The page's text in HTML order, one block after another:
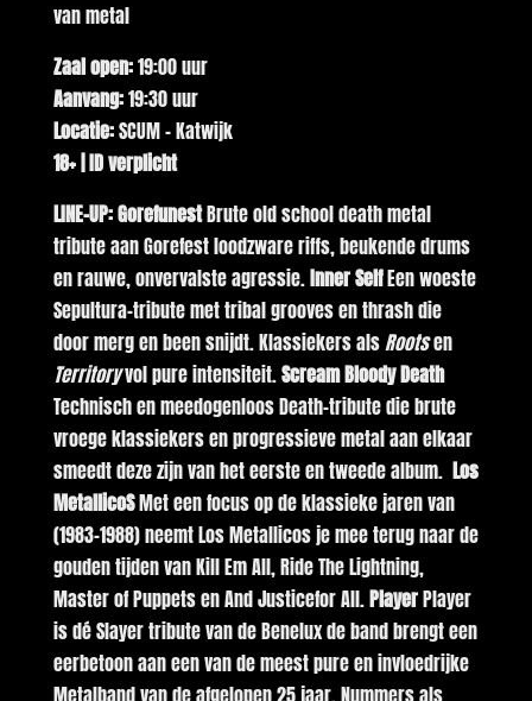
van metal
Zaal open:19:00 uur
Aanvang:19:30 uur
Locatie:SCUM – Katwijk
18+ | ID verplicht
LINE-UP: GorefunestBrute old school death metal
tribute aan Gorefest loodzware riffs, beukende drums
en rauwe, onvervalste agressie.Inner SelfEen woeste
Sepultura-tribute met tribal grooves en thrash die
door merg en been snijdt. Klassiekers alsRootsen
Territoryvol pure intensiteit.Scream Bloody Death
Technisch en meedogenloos Death-tribute die brute
vroege klassiekers en progressieve metal aan elkaar
smeedt deze zijn van het eerste en tweede album. Los
MetallicoSMet een focus op de klassieke jaren van
(1983-1988) neemt Los Metallicos je mee terug naar de
gouden tijden van Kill Em All, Ride The Lightning,
Master of Puppets en And Justicefor All.PlayerPlayer
is dé Slayer tribute van de Benelux de band brengt een
eerbetoon aan een van de meest pure en invloedrijke
Metalband van de afgelopen 25 jaar. Nummers als